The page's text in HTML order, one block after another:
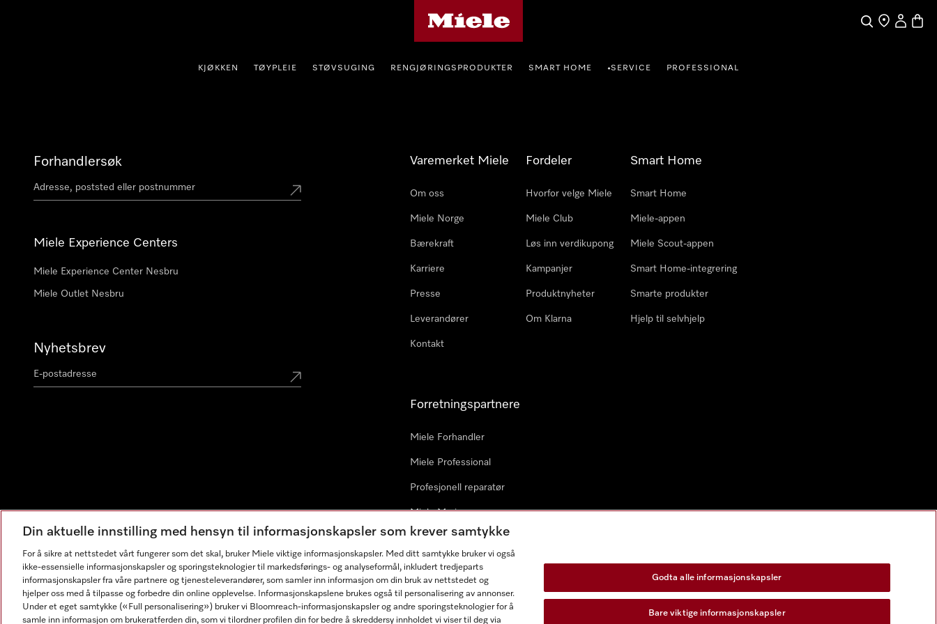
Søk
Finn enMin Konto
KJØKKEN TØYPLEIE STØVSUGING RENGJØRINGSPRODUKTER SMART HOME •SERVICE PROFESSIONAL
Forhandlersøk
Miele Experience Centers
Miele Experience Center Nesbru
Miele Outlet Nesbru
Nyhetsbrev
Varemerket Miele
Om oss
Miele Norge
Bærekraft
Karriere
Presse
Leverandører
Kontakt
Fordeler
Hvorfor velge Miele
Miele Club
Løs inn verdikupong
Kampanjer
Produktnyheter
Om Klarna
Smart Home
Smart Home
Miele-appen
Miele Scout-appen
Smart Home-integrering
Smarte produkter
Hjelp til selvhjelp
Forretningspartnere
Miele Forhandler
Miele Professional
Profesjonell reparatør
Miele Marine
Arkitekter & byggherrer
Din aktuelle innstilling med hensyn til informasjonskapsler som krever samtykke
For å sikre at nettstedet vårt fungerer som det skal, bruker Miele viktige informasjonskapsler. Med ditt samtykke bruker vi også
ikke-essensielle informasjonskapsler og sporingsteknologier til markedsførings- og analyseformål, inkludert tredjeparts
informasjonskapsler fra våre partnere og tjenesteleverandører, som samler inn informasjon om din bruk av nettstedet og
hjelper oss med å tilpasse og forbedre din online opplevelse. Informasjonskapslene brukes også til personalisering av annonser.
Under et eget samtykke («Full personalisering») bruker vi Bloomreach-informasjonskapsler og andre sporingsteknologier for å
samle inn informasjon om brukeratferden din, som vi tilordner profilen din for bedre å skreddersy innholdet vi viser til deg via
Godta alle informasjonskapsler
Bare viktige informasjonskapsler